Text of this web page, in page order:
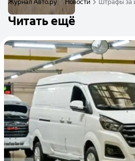
Журнал Авто.ру Новости Штрафы за
Читать ещё